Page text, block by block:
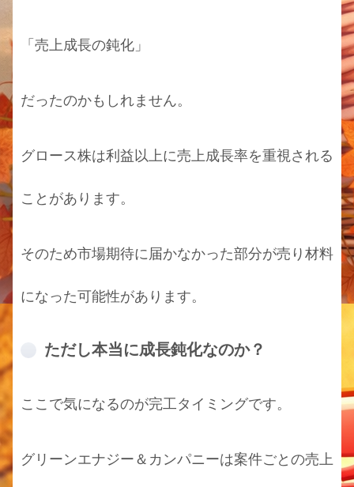
「売上成長の鈍化」
だったのかもしれません。
グロース株は利益以上に売上成長率を重視される
ことがあります。
そのため市場期待に届かなかった部分が売り材料
になった可能性があります。
ただし本当に成長鈍化なのか？
ここで気になるのが完工タイミングです。
グリーンエナジー＆カンパニーは案件ごとの売上